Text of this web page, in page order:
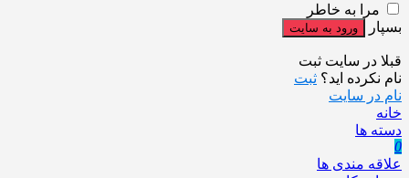
مرا به خاطر
بسپار
قبلا در سایت ثبت
نام نکرده اید؟ ثبت
نام در سایت
خانه
دسته ها
0
علاقه مندی ها